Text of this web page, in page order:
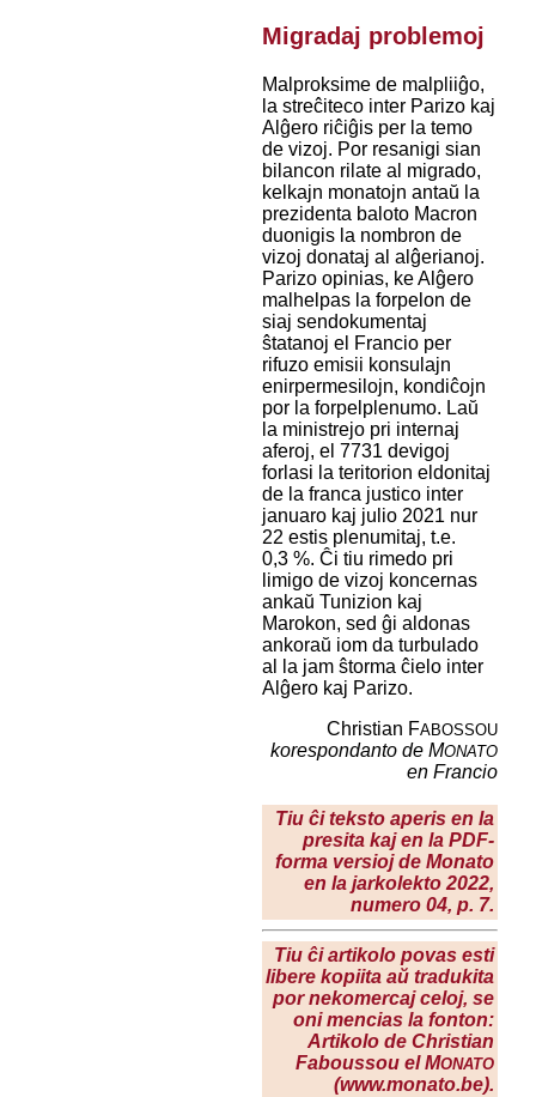
Migradaj problemoj
Malproksime de malpliiĝo,
la streĉiteco inter Parizo kaj
Alĝero riĉiĝis per la temo
de vizoj. Por resanigi sian
bilancon rilate al migrado,
kelkajn monatojn antaŭ la
prezidenta baloto Macron
duonigis la nombron de
vizoj donataj al alĝerianoj.
Parizo opinias, ke Alĝero
malhelpas la forpelon de
siaj sendokumentaj
ŝtatanoj el Francio per
rifuzo emisii konsulajn
enirpermesilojn, kondiĉojn
por la forpelplenumo. Laŭ
la ministrejo pri internaj
aferoj, el 7731 devigoj
forlasi la teritorion eldonitaj
de la franca justico inter
januaro kaj julio 2021 nur
22 estis plenumitaj, t.e.
0,3 %. Ĉi tiu rimedo pri
limigo de vizoj koncernas
ankaŭ Tunizion kaj
Marokon, sed ĝi aldonas
ankoraŭ iom da turbulado
al la jam ŝtorma ĉielo inter
Alĝero kaj Parizo.
Christian FABOSSOU
korespondanto de MONATO
en Francio
Tiu ĉi teksto aperis en la
presita kaj en la PDF-
forma versioj de Monato
en la jarkolekto 2022,
numero 04, p. 7.
Tiu ĉi artikolo povas esti
libere kopiita aŭ tradukita
por nekomercaj celoj, se
oni mencias la fonton:
Artikolo de Christian
Faboussou el MONATO
(www.monato.be).